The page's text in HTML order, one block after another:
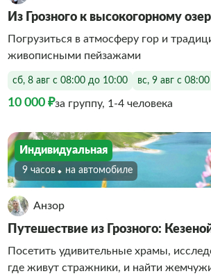
Из Грозного к высокогорному
Погрузиться в атмосферу гор и
живописными пейзажами
сб, 8 авг с 08:00 до 10:00 вс, 9 авг с
10 000 ₽за группу, 1-4 человека
Индивидуальная
9 часов На автомобиле
Анзор
Путешествие из Грозного:
Посетить удивительные храмы,
где живут стражники, и найти